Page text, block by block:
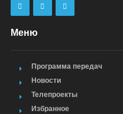
Меню
Программа передач
Новости
Телепроекты
Избранное